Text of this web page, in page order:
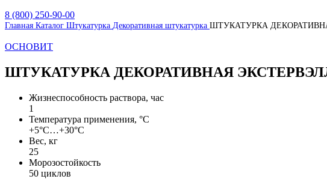
8 (800) 250-90-00
Главная Каталог Штукатурка Декоративная штукатурка ШТУКАТУРКА
ОСНОВИТ
ШТУКАТУРКА ДЕКОРАТИВНАЯ
Жизнеспособность раствора, час
1
Температура применения, °С
+5°С…+30°С
Вес, кг
25
Морозостойкость
50 циклов